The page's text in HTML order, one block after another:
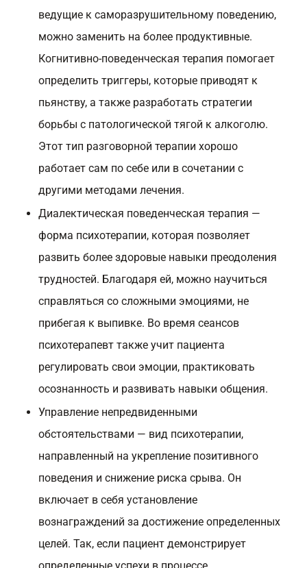
ведущие к саморазрушительному поведению,
можно заменить на более продуктивные.
Когнитивно-поведенческая терапия помогает
определить триггеры, которые приводят к
пьянству, а также разработать стратегии
борьбы с патологической тягой к алкоголю.
Этот тип разговорной терапии хорошо
работает сам по себе или в сочетании с
другими методами лечения.
Диалектическая поведенческая терапия —
форма психотерапии, которая позволяет
развить более здоровые навыки преодоления
трудностей. Благодаря ей, можно научиться
справляться со сложными эмоциями, не
прибегая к выпивке. Во время сеансов
психотерапевт также учит пациента
регулировать свои эмоции, практиковать
осознанность и развивать навыки общения.
Управление непредвиденными
обстоятельствами — вид психотерапии,
направленный на укрепление позитивного
поведения и снижение риска срыва. Он
включает в себя установление
вознаграждений за достижение определенных
целей. Так, если пациент демонстрирует